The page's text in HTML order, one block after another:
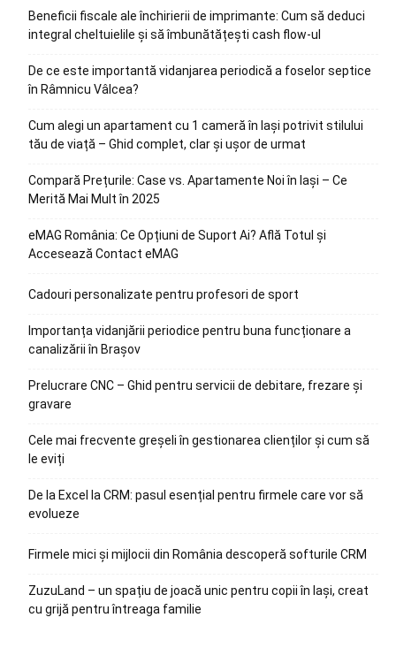
Beneficii fiscale ale închirierii de imprimante: Cum să deduci
integral cheltuielile și să îmbunătățești cash flow-ul
De ce este importantă vidanjarea periodică a foselor septice
în Râmnicu Vâlcea?
Cum alegi un apartament cu 1 cameră în Iași potrivit stilului
tău de viață – Ghid complet, clar și ușor de urmat
Compară Prețurile: Case vs. Apartamente Noi în Iași – Ce
Merită Mai Mult în 2025
eMAG România: Ce Opțiuni de Suport Ai? Află Totul și
Accesează Contact eMAG
Cadouri personalizate pentru profesori de sport
Importanța vidanjării periodice pentru buna funcționare a
canalizării în Brașov
Prelucrare CNC – Ghid pentru servicii de debitare, frezare și
gravare
Cele mai frecvente greșeli în gestionarea clienților și cum să
le eviți
De la Excel la CRM: pasul esențial pentru firmele care vor să
evolueze
Firmele mici și mijlocii din România descoperă softurile CRM
ZuzuLand – un spațiu de joacă unic pentru copii în Iași, creat
cu grijă pentru întreaga familie